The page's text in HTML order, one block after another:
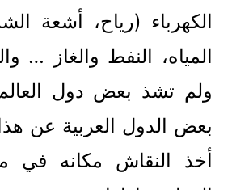
الكهرباء (رياح، أشعة
المياه، النفط والغاز …
ولم تشذ بعض دول العالم
بعض الدول العربية عن
أخذ النقاش مكانه في